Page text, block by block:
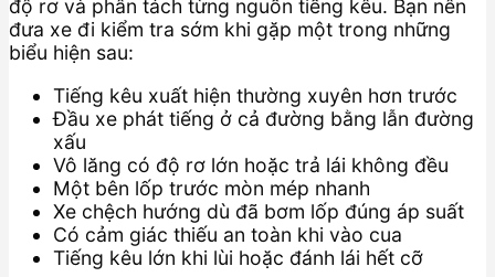
độ rơ và phân tách từng nguồn tiếng kêu. Bạn nên
đưa xe đi kiểm tra sớm khi gặp một trong những
biểu hiện sau:
Tiếng kêu xuất hiện thường xuyên hơn trước
Đầu xe phát tiếng ở cả đường bằng lẫn đường
xấu
Vô lăng có độ rơ lớn hoặc trả lái không đều
Một bên lốp trước mòn mép nhanh
Xe chệch hướng dù đã bơm lốp đúng áp suất
Có cảm giác thiếu an toàn khi vào cua
Tiếng kêu lớn khi lùi hoặc đánh lái hết cỡ